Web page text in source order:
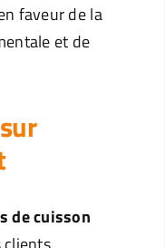
faveur de la
et de
de cuisson